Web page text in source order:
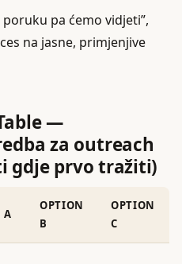
pa ćemo vidjeti”,
na jasne, primjenjive
—
za outreach
gdje prvo tražiti)
A
OPTION
B
OPTION
C